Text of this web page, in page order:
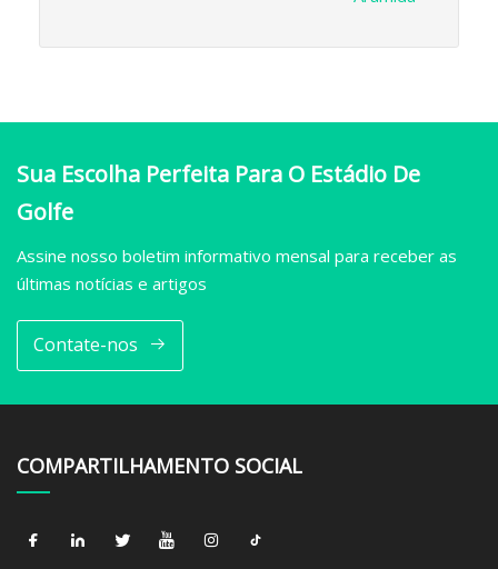
Sua Escolha Perfeita Para O Estádio De
Golfe
Assine nosso boletim informativo mensal para receber as
últimas notícias e artigos
Contate-nos
COMPARTILHAMENTO SOCIAL